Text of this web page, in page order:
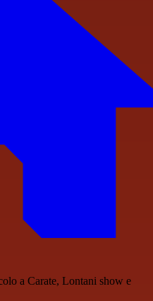
a Carate, Lontani show e